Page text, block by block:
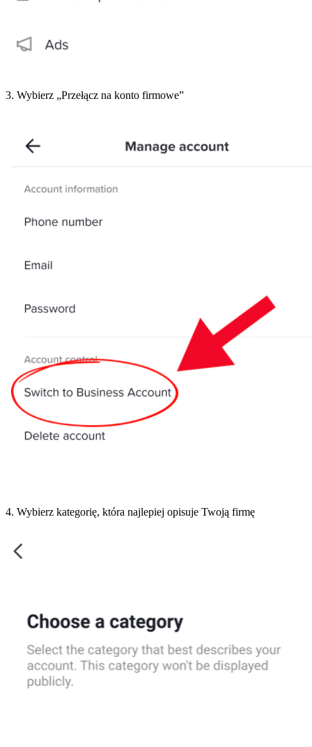
3. Wybierz „Przełącz na konto firmowe”
4. Wybierz kategorię, która najlepiej opisuje Twoją firmę